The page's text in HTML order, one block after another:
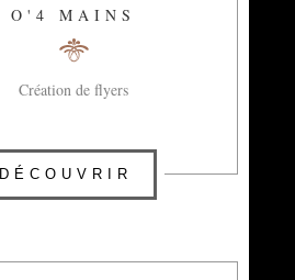
O'4 MAINS
Création de flyers
DÉCOUVRIR